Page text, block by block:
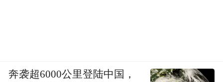
奔袭超6000公里登陆中国，